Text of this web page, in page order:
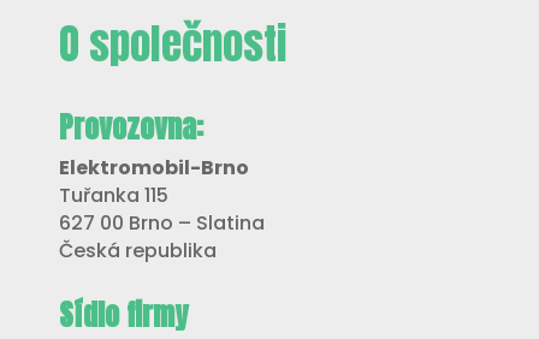
O společnosti
Provozovna:
Elektromobil-Brno
Tuřanka 115
627 00 Brno – Slatina
Česká republika
Sídlo firmy